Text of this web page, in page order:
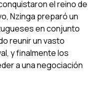
el reino de
Nzinga preparó un
en conjunto
reunir un vasto
y finalmente los
a una negociación